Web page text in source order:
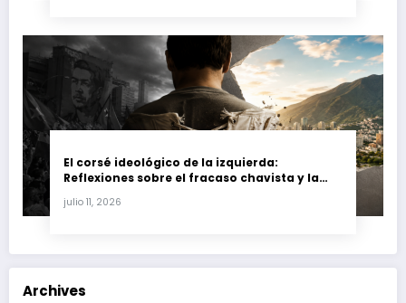
El corsé ideológico de la izquierda:
Reflexiones sobre el fracaso chavista y la
julio 11, 2026
Archives